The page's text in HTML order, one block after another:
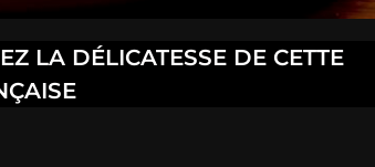
LA DÉLICATESSE DE CETTE